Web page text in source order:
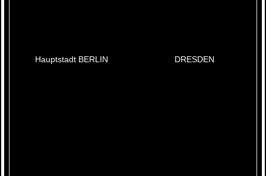
Hauptstadt BERLIN DRESDEN